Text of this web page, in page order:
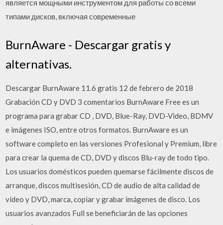
является мощными инструментом для работы со всеми
типами дисков, включая современные
BurnAware - Descargar gratis y
alternativas.
Descargar BurnAware 11.6 gratis 12 de febrero de 2018
Grabación CD y DVD 3 comentarios BurnAware Free es un
programa para grabar CD , DVD, Blue-Ray, DVD-Video, BDMV
e imágenes ISO, entre otros formatos. BurnAware es un
software completo en las versiones Profesional y Premium, libre
para crear la quema de CD, DVD y discos Blu-ray de todo tipo.
Los usuarios domésticos pueden quemarse fácilmente discos de
arranque, discos multisesión, CD de audio de alta calidad de
vídeo y DVD, marca, copiar y grabar imágenes de disco. Los
usuarios avanzados Full se beneficiarán de las opciones